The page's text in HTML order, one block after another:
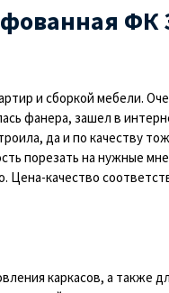
ФК
и сборкой мебели.
фанера, зашел в
да и по качеству
порезать на нужные
Цена-качество
каркасов, а также